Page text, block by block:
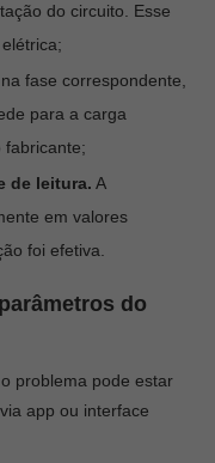
do circuito. Esse
na fase correspondente,
para a carga
fabricante;
de leitura. A
em valores
foi efetiva.
do
problema pode estar
app ou interface